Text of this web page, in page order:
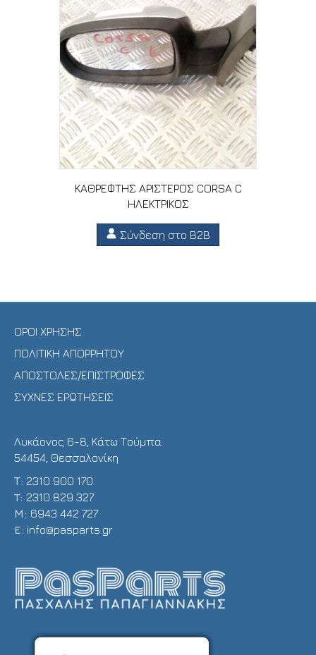
ΚΑΘΡΕΦΤΗΣ ΑΡΙΣΤΕΡΟΣ CORSA C
ΗΛΕΚΤΡΙΚΟΣ
Σύνδεση στο B2B
ΟΡΟΙ ΧΡΗΣΗΣ
ΠΟΛΙΤΙΚΗ ΑΠΟΡΡΗΤΟΥ
ΑΠΟΣΤΟΛΕΣ/ΕΠΙΣΤΡΟΦΕΣ
ΣΥΧΝΕΣ ΕΡΩΤΗΣΕΙΣ
Λυκάονος 6-8, Κάτω Τούμπα
54454, Θεσσαλονίκη
Τ: 2310 900 170
T: 2310 829 327
Μ: 6943 442 727
E: info@pasparts.gr